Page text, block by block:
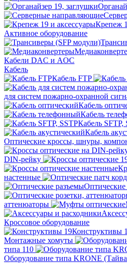
Крепеж
Активное оборудование
Кабели DAC и AOC
Кабель
Кабель FTP
для систем пожарно-охранной
Кабель
Кабель
Кабель SFTP,
Кабель
Оптические кроссы, шнуры,
DIN-рейку
настенные
аттенюаторы
Кроссовое оборудование
Конструктивы
Монтажные хомуты
типа 110
Оборудование типа KRONE